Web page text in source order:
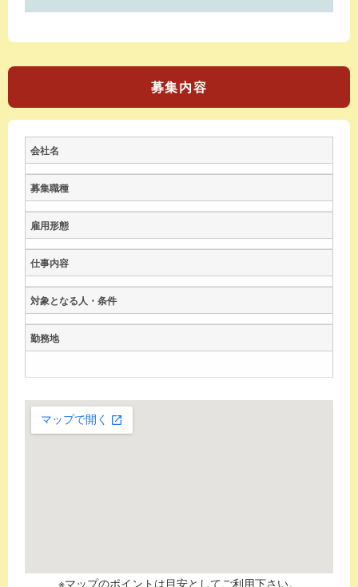
募集内容
会社名
募集職種
雇用形態
仕事内容
対象となる人・条件
勤務地
※マップのポイントは目安としてご利用下さい。